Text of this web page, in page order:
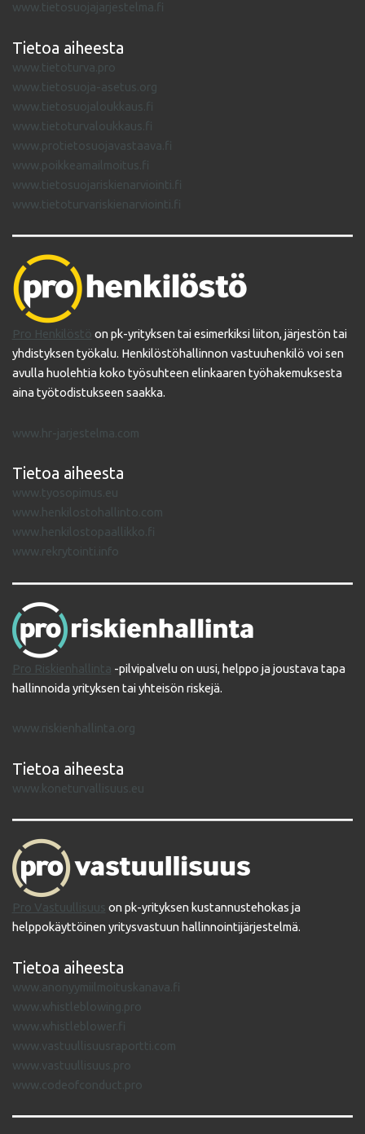
www.tietosuojajarjestelma.fi
Tietoa aiheesta
www.tietoturva.pro
www.tietosuoja-asetus.org
www.tietosuojaloukkaus.fi
www.tietoturvaloukkaus.fi
www.protietosuojavastaava.fi
www.poikkeamailmoitus.fi
www.tietosuojariskienarviointi.fi
www.tietoturvariskienarviointi.fi
Pro Henkilöstö on pk-yrityksen tai esimerkiksi liiton, järjestön tai
yhdistyksen työkalu. Henkilöstöhallinnon vastuuhenkilö voi sen
avulla huolehtia koko työsuhteen elinkaaren työhakemuksesta
aina työtodistukseen saakka.
www.hr-jarjestelma.com
Tietoa aiheesta
www.tyosopimus.eu
www.henkilostohallinto.com
www.henkilostopaallikko.fi
www.rekrytointi.info
Pro Riskienhallinta -pilvipalvelu on uusi, helppo ja joustava tapa
hallinnoida yrityksen tai yhteisön riskejä.
www.riskienhallinta.org
Tietoa aiheesta
www.koneturvallisuus.eu
Pro Vastuullisuus on pk-yrityksen kustannustehokas ja
helppokäyttöinen yritysvastuun hallinnointijärjestelmä.
Tietoa aiheesta
www.anonyymiilmoituskanava.fi
www.whistleblowing.pro
www.whistleblower.fi
www.vastuullisuusraportti.com
www.vastuullisuus.pro
www.codeofconduct.pro